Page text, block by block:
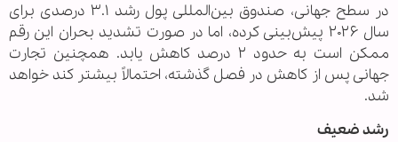
در سطح جهانی، صندوق بین‌المللی پول رشد ۳.۱ درصدی برای
سال ۲۰۲۶ پیش‌بینی کرده، اما در صورت تشدید بحران این رقم
ممکن است به حدود ۲ درصد کاهش یابد. همچنین تجارت
جهانی پس از کاهش در فصل گذشته، احتمالاً بیشتر کند خواهد
شد.
رشد ضعیف